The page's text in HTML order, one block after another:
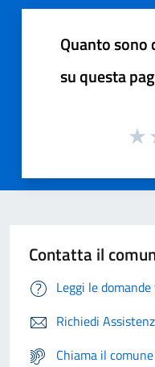
Quanto
su questa
Contatta il
Leggi le
Richiedi
Chiama il